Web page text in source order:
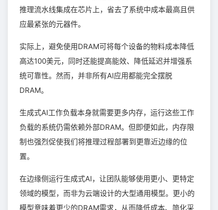
推理流水线集成在芯片上，省去了系统中成本最高且供
应最紧张的元器件。
实际上，避免使用DRAM可将每个设备的物料成本降低
高达100美元，同时还能提高能效、降低延迟并增强系
统可靠性。然而，并非所有AI应用都能完全摆脱
DRAM。
生成式AI工作负载本身就需要更多内存，运行这些工作
负载的系统仍需依赖外部DRAM。但即便如此，内存限
制也强烈促使我们将推理过程部署到更靠近边缘的位
置。
在边缘侧运行生成式AI，让团队能够使用更小、更特定
领域的模型，而非为云端设计的大型通用模型。更小的
模型意味着更少的DRAM需求，从而降低成本、简化采